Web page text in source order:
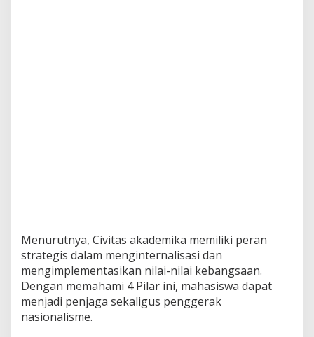
Menurutnya, Civitas akademika memiliki peran
strategis dalam menginternalisasi dan
mengimplementasikan nilai-nilai kebangsaan.
Dengan memahami 4 Pilar ini, mahasiswa dapat
menjadi penjaga sekaligus penggerak
nasionalisme.